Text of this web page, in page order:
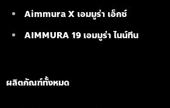
Aimmura X เอมมูร่า เอ็กซ์
AIMMURA 19 เอมมูร่า ไนน์ทีน
ผลิตภัณฑ์ทั้งหมด